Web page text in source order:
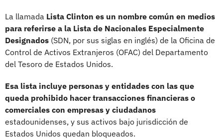
La llamada Lista Clinton es un nombre común en medios
para referirse a la Lista de Nacionales Especialmente
Designados (SDN, por sus siglas en inglés) de la Oficina de
Control de Activos Extranjeros (OFAC) del Departamento
del Tesoro de Estados Unidos.
Esa lista incluye personas y entidades con las que
queda prohibido hacer transacciones financieras o
comerciales con empresas y ciudadanos
estadounidenses, y sus activos bajo jurisdicción de
Estados Unidos quedan bloqueados.